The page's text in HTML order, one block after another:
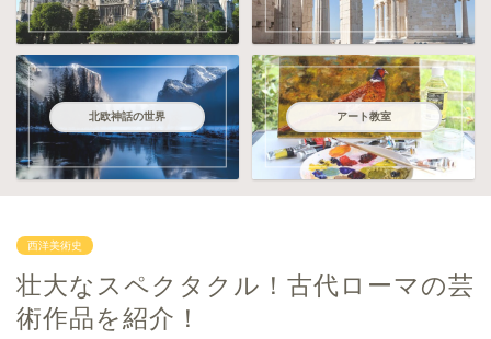
北欧神話の世界 アート教室
西洋美術史
壮大なスペクタクル！古代ローマの芸
術作品を紹介！